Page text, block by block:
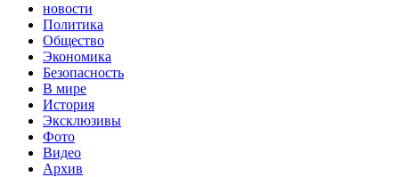
новости
Политика
Общество
Экономика
Безопасность
В мире
История
Эксклюзивы
Фото
Видео
Архив